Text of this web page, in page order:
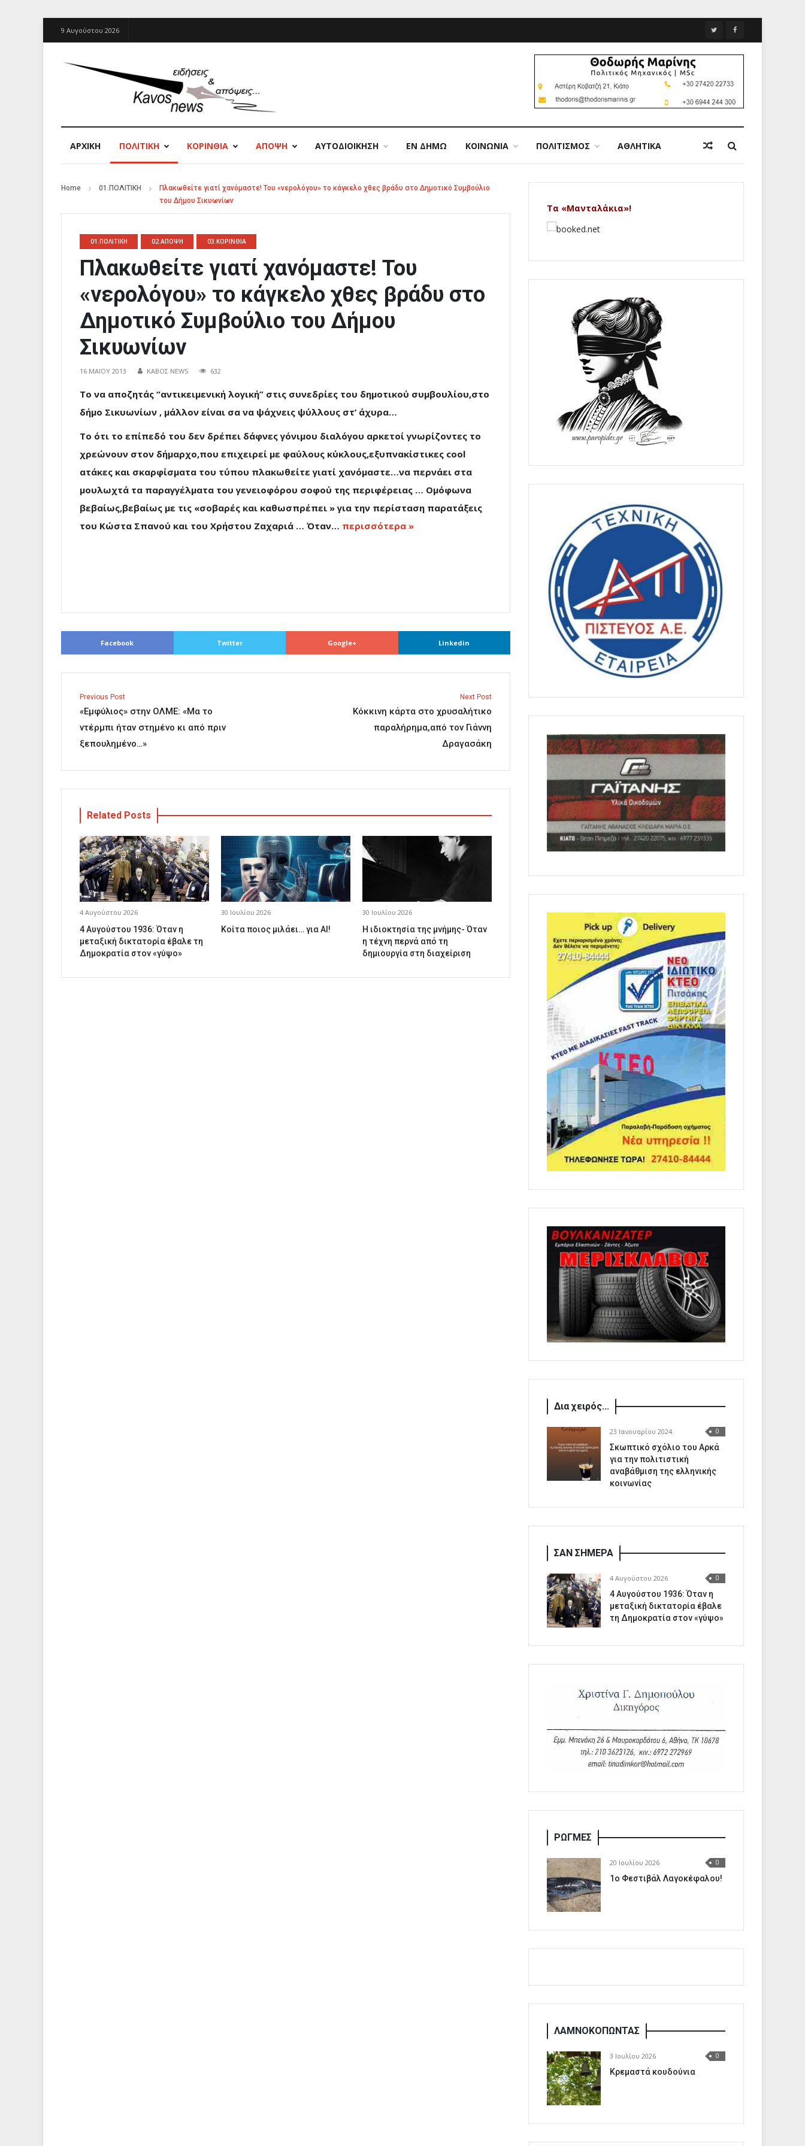
9 Αυγούστου 2026
ΑΡΧΙΚΉ ΠΟΛΙΤΙΚΗ ΚΟΡΙΝΘΙΑ ΑΠΟΨΗ ΑΥΤΟΔΙΟΙΚΗΣΗ ΕΝ ΔΗΜΩ ΚΟΙΝΩΝΙΑ ΠΟΛΙΤΙΣΜΟΣ ΑΘΛΗΤΙΚΑ
Home 01.ΠΟΛΙΤΙΚΗ
Πλακωθείτε γιατί χανόμαστε! Του «νερολόγου» το κάγκελο χθες βράδυ στο Δημοτικό Συμβούλιο
του Δήμου Σικυωνίων
01.ΠΟΛΙΤΙΚΗ 02.ΑΠΟΨΗ 03.ΚΟΡΙΝΘΙΑ
Πλακωθείτε γιατί χανόμαστε! Του
«νερολόγου» το κάγκελο χθες βράδυ στο
Δημοτικό Συμβούλιο του Δήμου
Σικυωνίων
16 ΜΑΪ́ΟΥ 2013 ΚΑΒΟΣ NEWS 632
Το να αποζητάς “αντικειμενική λογική” στις συνεδρίες του δημοτικού συμβουλίου,στο
δήμο Σικυωνίων , μάλλον είναι σα να ψάχνεις ψύλλους στ’ άχυρα…
Το ότι το επίπεδό του δεν δρέπει δάφνες γόνιμου διαλόγου αρκετοί γνωρίζοντες το
χρεώνουν στον δήμαρχο,που επιχειρεί με φαύλους κύκλους,εξυπνακίστικες cool
ατάκες και σκαρφίσματα του τύπου πλακωθείτε γιατί χανόμαστε…να περνάει στα
μουλωχτά τα παραγγέλματα του γενειοφόρου σοφού της περιφέρειας … Ομόφωνα
βεβαίως,βεβαίως με τις «σοβαρές και καθωσπρέπει » για την περίσταση παρατάξεις
του Κώστα Σπανού και του Χρήστου Ζαχαριά … Όταν… περισσότερα »
Facebook Twitter Google+ Linkedin
Previous Post
«Εμφύλιος» στην ΟΛΜΕ: «Μα το
ντέρμπι ήταν στημένο κι από πριν
ξεπουλημένο…»
Next Post
Κόκκινη κάρτα στο χρυσαλήτικο
παραλήρημα,από τον Γιάννη
Δραγασάκη
Related Posts
4 Αυγούστου 2026
4 Αυγούστου 1936: Όταν η
μεταξική δικτατορία έβαλε τη
Δημοκρατία στον «γύψο»
30 Ιουλίου 2026
Κοίτα ποιος μιλάει… για AI!
30 Ιουλίου 2026
Η ιδιοκτησία της μνήμης- Όταν
η τέχνη περνά από τη
δημιουργία στη διαχείριση
Τα «Μανταλάκια»!
Δια χειρός...
23 Ιανουαρίου 2024 0
Σκωπτικό σχόλιο του Αρκά
για την πολιτιστική
αναβάθμιση της ελληνικής
κοινωνίας
ΣΑΝ ΣΗΜΕΡΑ
4 Αυγούστου 2026 0
4 Αυγούστου 1936: Όταν η
μεταξική δικτατορία έβαλε
τη Δημοκρατία στον «γύψο»
ΡΩΓΜΕΣ
20 Ιουλίου 2026 0
1o Φεστιβάλ Λαγοκέφαλου!
ΛΑΜΝΟΚΟΠΩΝΤΑΣ
3 Ιουλίου 2026 0
Κρεμαστά κουδούνια